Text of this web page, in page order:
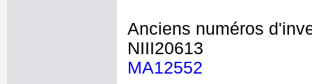
Anciens numéros
NIII20613
MA12552